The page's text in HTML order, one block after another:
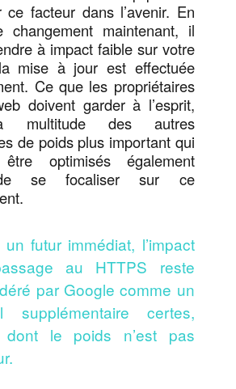
ce facteur dans l’avenir. En
changement maintenant, il
à impact faible sur votre
mise à jour est effectuée
Ce que les propriétaires
doivent garder à l’esprit,
multitude des autres
de poids plus important qui
être optimisés également
se focaliser sur ce
futur immédiat, l’impact
au HTTPS reste
par Google comme un
supplémentaire certes,
dont le poids n’est pas